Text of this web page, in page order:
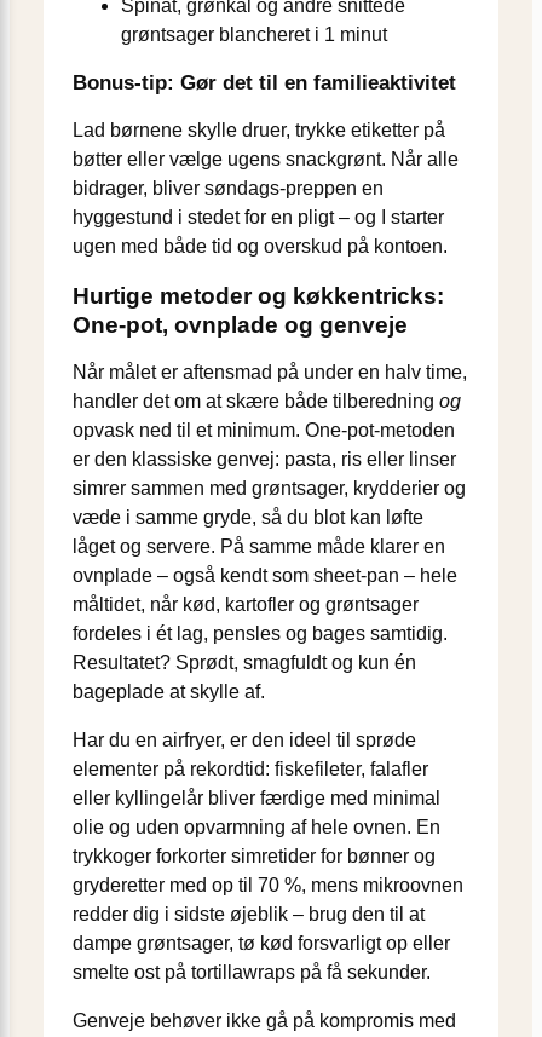
Spinat, grønkål og andre snittede
grøntsager blancheret i 1 minut
Bonus-tip: Gør det til en familieaktivitet
Lad børnene skylle druer, trykke etiketter på
bøtter eller vælge ugens snackgrønt. Når alle
bidrager, bliver søndags-preppen en
hyggestund i stedet for en pligt – og I starter
ugen med både tid og overskud på kontoen.
Hurtige metoder og køkkentricks:
One-pot, ovnplade og genveje
Når målet er aftensmad på under en halv time,
handler det om at skære både tilberedning og
opvask ned til et minimum. One-pot-metoden
er den klassiske genvej: pasta, ris eller linser
simrer sammen med grøntsager, krydderier og
væde i samme gryde, så du blot kan løfte
låget og servere. På samme måde klarer en
ovnplade – også kendt som sheet-pan – hele
måltidet, når kød, kartofler og grøntsager
fordeles i ét lag, pensles og bages samtidig.
Resultatet? Sprødt, smagfuldt og kun én
bageplade at skylle af.
Har du en airfryer, er den ideel til sprøde
elementer på rekordtid: fiskefileter, falafler
eller kyllingelår bliver færdige med minimal
olie og uden opvarmning af hele ovnen. En
trykkoger forkorter simretider for bønner og
gryderetter med op til 70 %, mens mikroovnen
redder dig i sidste øjeblik – brug den til at
dampe grøntsager, tø kød forsvarligt op eller
smelte ost på tortillawraps på få sekunder.
Genveje behøver ikke gå på kompromis med